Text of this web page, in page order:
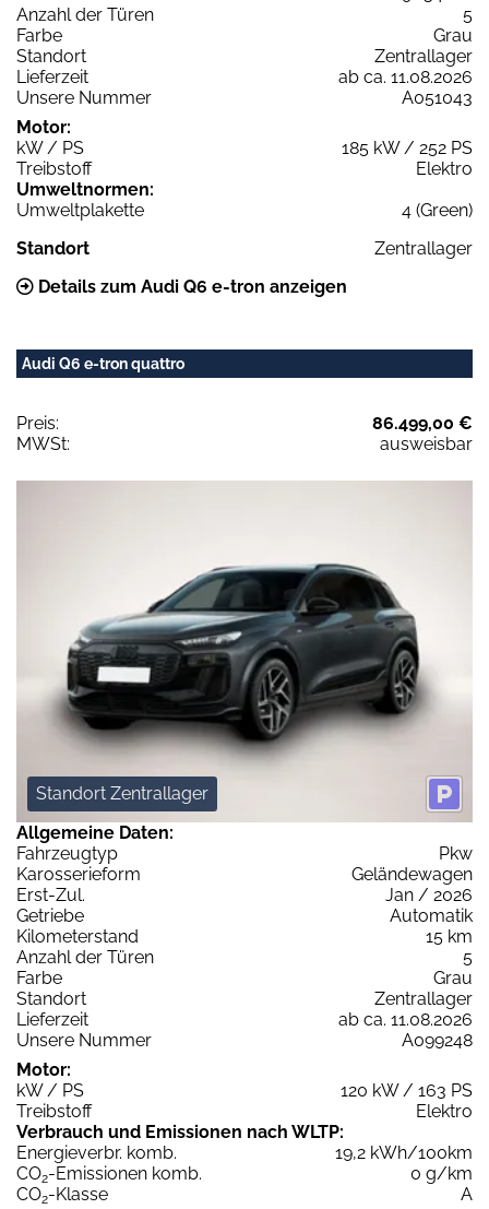
Anzahl der Türen
5
Farbe
Grau
Standort
Zentrallager
Lieferzeit
ab ca. 11.08.2026
Unsere Nummer
A051043
Motor:
kW / PS
185 kW / 252 PS
Treibstoff
Elektro
Umweltnormen:
Umweltplakette
4 (Green)
Standort
Zentrallager
Details zum Audi Q6 e-tron anzeigen
Audi Q6 e-tron quattro
Preis:
86.499,00 €
MWSt:
ausweisbar
Standort Zentrallager
Allgemeine Daten:
Fahrzeugtyp
Pkw
Karosserieform
Geländewagen
Erst-Zul.
Jan / 2026
Getriebe
Automatik
Kilometerstand
15 km
Anzahl der Türen
5
Farbe
Grau
Standort
Zentrallager
Lieferzeit
ab ca. 11.08.2026
Unsere Nummer
A099248
Motor:
kW / PS
120 kW / 163 PS
Treibstoff
Elektro
Verbrauch und Emissionen nach WLTP:
Energieverbr. komb.
19,2 kWh/100km
CO2-Emissionen komb.
0 g/km
CO2-Klasse
A